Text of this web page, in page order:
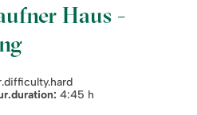
Haus -
4:45 h